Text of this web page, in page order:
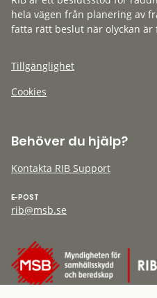
hela vägen från planering av
fatta rätt beslut när olyckan är
Tillgänglighet
Cookies
Behöver du hjälp?
Kontakta RIB Support
E-POST
rib@msb.se